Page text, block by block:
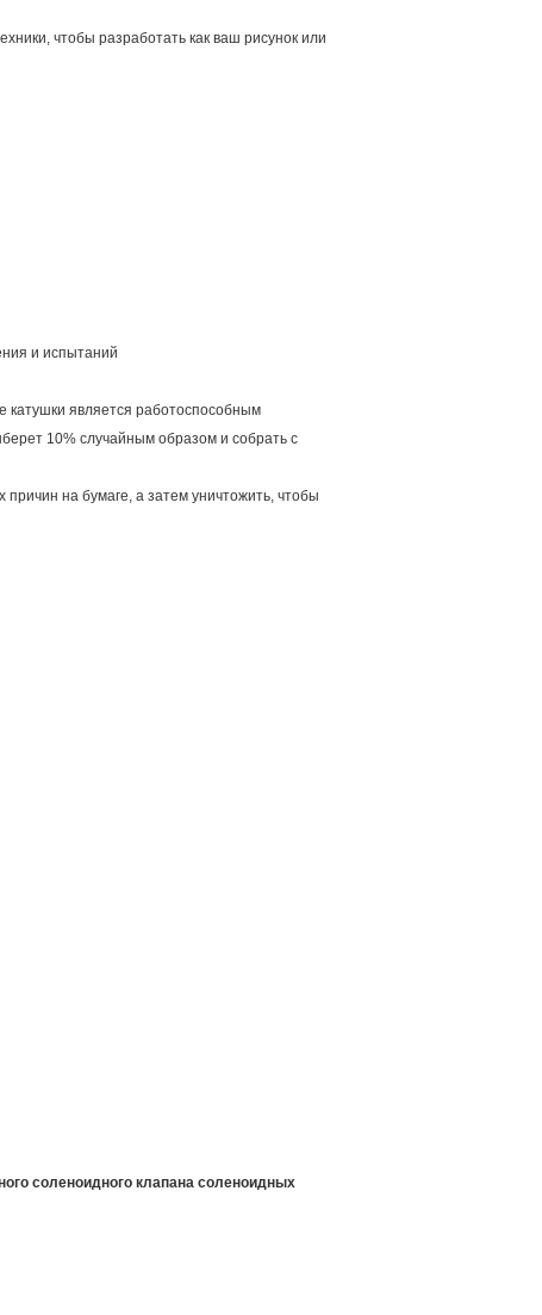
чтобы разработать как ваш рисунок или
и испытаний
катушки является работоспособным
10% случайным образом и собрать с
на бумаге, а затем уничтожить, чтобы
соленоидного клапана соленоидных